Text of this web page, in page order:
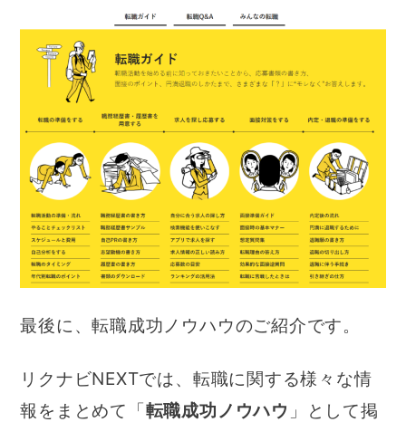
最後に、転職成功ノウハウのご紹介です。
リクナビNEXTでは、転職に関する様々な情
報をまとめて「転職成功ノウハウ 」として掲